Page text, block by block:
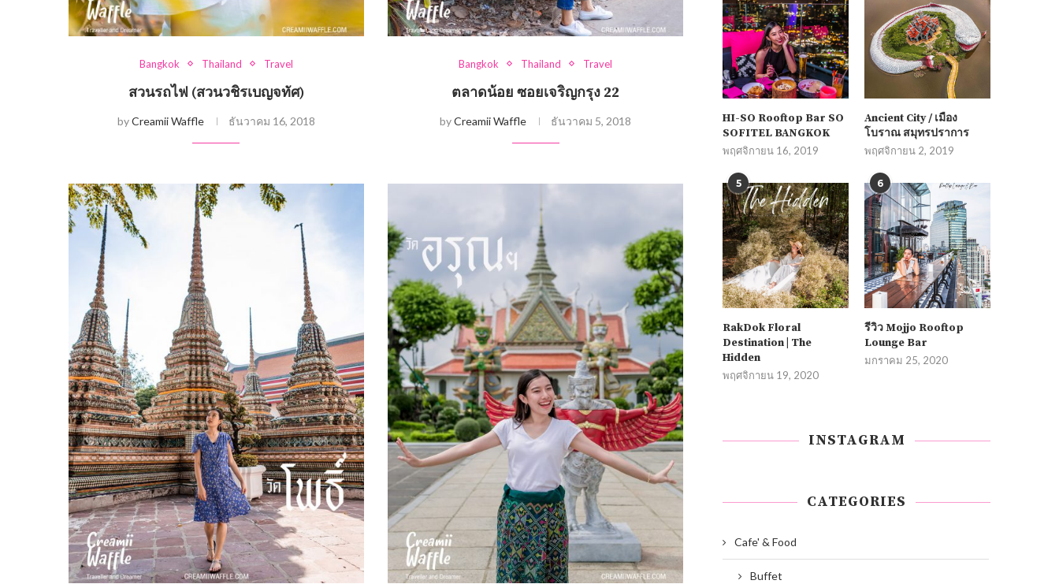
Bangkok Thailand Travel
สวนรถไฟ (สวนวชิรเบญจทัศ)
byCreamii Waffle ธันวาคม 16, 2018
Bangkok Thailand Travel
ตลาดน้อย ซอยเจริญกรุง 22
byCreamii Waffle ธันวาคม 5, 2018
HI-SO Rooftop Bar SO
SOFITEL BANGKOK
พฤศจิกายน 16, 2019
Ancient City / เมือง
โบราณ สมุทรปราการ
พฤศจิกายน 2, 2019
5
RakDok Floral
Destination | The
Hidden
พฤศจิกายน 19, 2020
6
รีวิว Mojjo Rooftop
Lounge Bar
มกราคม 25, 2020
INSTAGRAM
CATEGORIES
Cafe' & Food
Buffet